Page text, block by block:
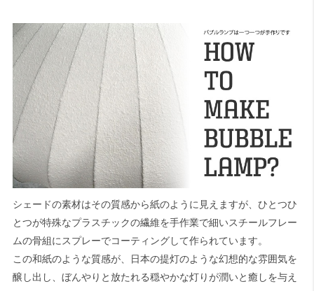
シェードの素材はその質感から紙のように見えますが、ひとつひ
とつが特殊なプラスチックの繊維を手作業で細いスチールフレー
ムの骨組にスプレーでコーティングして作られています。
この和紙のような質感が、日本の提灯のような幻想的な雰囲気を
醸し出し、ぼんやりと放たれる穏やかな灯りが潤いと癒しを与え